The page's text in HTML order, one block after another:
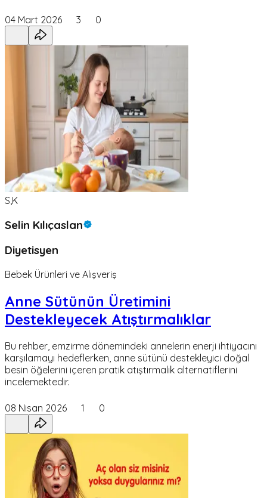
04 Mart 2026 3 0
S,K
Selin Kılıçaslan
Diyetisyen
Bebek Ürünleri ve Alışveriş
Anne Sütünün Üretimini
Destekleyecek Atıştırmalıklar
Bu rehber, emzirme dönemindeki annelerin enerji ihtiyacını
karşılamayı hedeflerken, anne sütünü destekleyici doğal
besin öğelerini içeren pratik atıştırmalık alternatiflerini
incelemektedir.
08 Nisan 2026 1 0